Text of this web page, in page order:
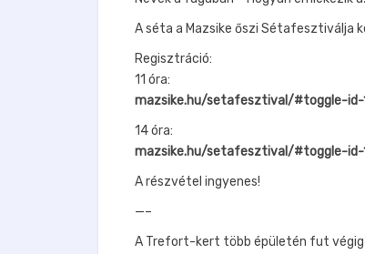
A séta a Mazsike őszi Sétafesztiválja
Regisztráció:
11 óra:
mazsike.hu/setafesztival/#toggle-id-
14 óra:
mazsike.hu/setafesztival/#toggle-id-
A részvétel ingyenes!
—–
A Trefort-kert több épületén fut